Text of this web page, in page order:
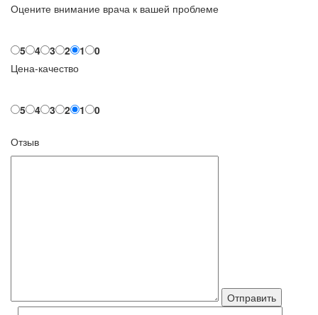
Оцените внимание врача к вашей проблеме
5 4 3 2 1
0
Цена-качество
5 4 3 2 1 0
Отзыв